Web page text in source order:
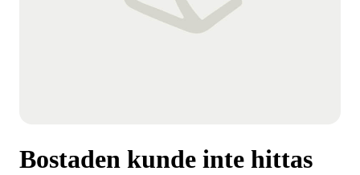
Bostaden kunde inte hittas